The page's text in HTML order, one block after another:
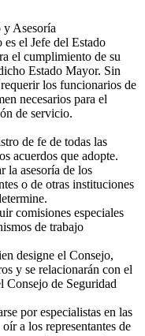
Asesoría
el Jefe del Estado
el cumplimiento de su
Estado Mayor. Sin
los funcionarios de
necesarios para el
de servicio.
de fe de todas las
acuerdos que adopte.
asesoría de los
o de otras instituciones
comisiones especiales
de trabajo
designe el Consejo,
y se relacionarán con el
Consejo de Seguridad
por especialistas en las
a los representantes de